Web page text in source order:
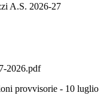
A.S. 2026-27
2026.pdf
provvisorie - 10 luglio